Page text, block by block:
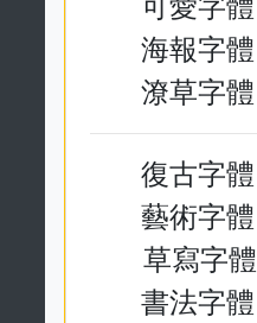
可愛字體
海報字體
潦草字體
復古字體
藝術字體
草寫字體
書法字體